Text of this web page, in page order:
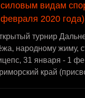
видам
2020 года)
турнир
народному жиму,
31 января - 1
край